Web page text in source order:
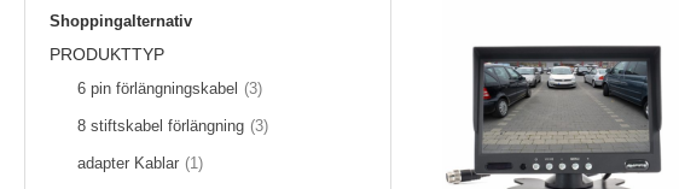
Shoppingalternativ
PRODUKTTYP
6 pin förlängningskabel 3
föremål
8 stiftskabel förlängning 3
föremål
adapter Kablar 1
Artikel